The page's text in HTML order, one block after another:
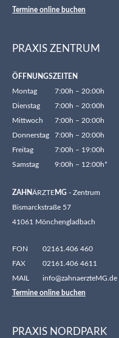
Termine online buchen
PRAXIS ZENTRUM
ÖFFNUNGSZEITEN
Montag
7:00h – 20:00h
Dienstag
7:00h – 20:00h
Mittwoch
7:00h – 20:00h
Donnerstag
7:00h – 20:00h
Freitag
7:00h – 19:00h
Samstag
9:00h – 12:00h*
ZAHNÄRZTEMG - Zentrum
Bismarckstraße 57
41061 Mönchengladbach
FON
02161.406 460
FAX
02161.406 4611
MAIL
info@zahnaerzteMG.de
Termine online buchen
PRAXIS NORDPARK